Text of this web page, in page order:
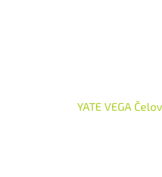
YATE VEGA